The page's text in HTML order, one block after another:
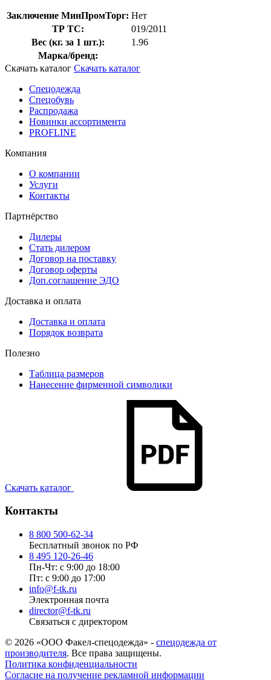
Заключение МинПромТорг: Нет
ТР ТС:
019/2011
Вес (кг. за 1 шт.):
1.96
Марка/бренд:
Скачать каталог Скачать каталог
Спецодежда
Спецобувь
Распродажа
Новинки ассортимента
PROFLINE
Компания
О компании
Услуги
Контакты
Партнёрство
Дилеры
Стать дилером
Договор на поставку
Договор оферты
Доп.соглашение ЭДО
Доставка и оплата
Доставка и оплата
Порядок возврата
Полезно
Таблица размеров
Нанесение фирменной символики
Скачать каталог
Контакты
8 800 500-62-34
Бесплатный звонок по РФ
8 495 120-26-46
Пн-Чт: с 9:00 до 18:00
Пт: с 9:00 до 17:00
info@f-tk.ru
Электронная почта
director@f-tk.ru
Связаться с директором
© 2026 «ООО Факел-спецодежда» - спецодежда от
производителя. Все права защищены.
Политика конфиденциальности
Согласие на получение рекламной информации